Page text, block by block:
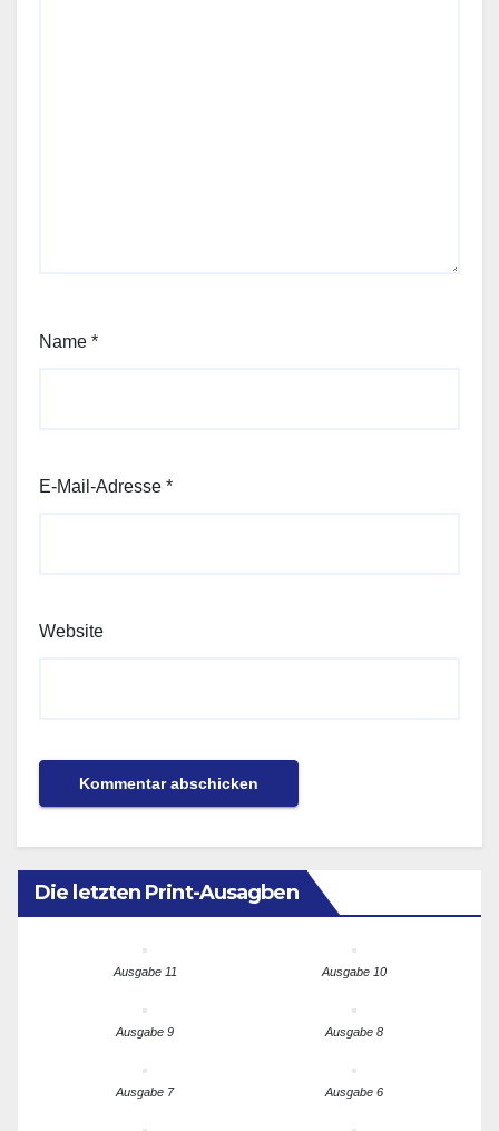
Name *
E-Mail-Adresse *
Website
Die letzten Print-Ausagben
Ausgabe 11 Ausgabe 10
Ausgabe 9 Ausgabe 8
Ausgabe 7 Ausgabe 6